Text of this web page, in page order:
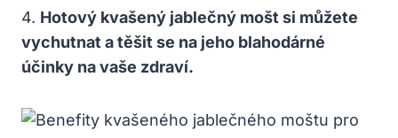
4. Hotový kvašený jablečný mošt si můžete
vychutnat a těšit se na jeho blahodárné
účinky na vaše zdraví.